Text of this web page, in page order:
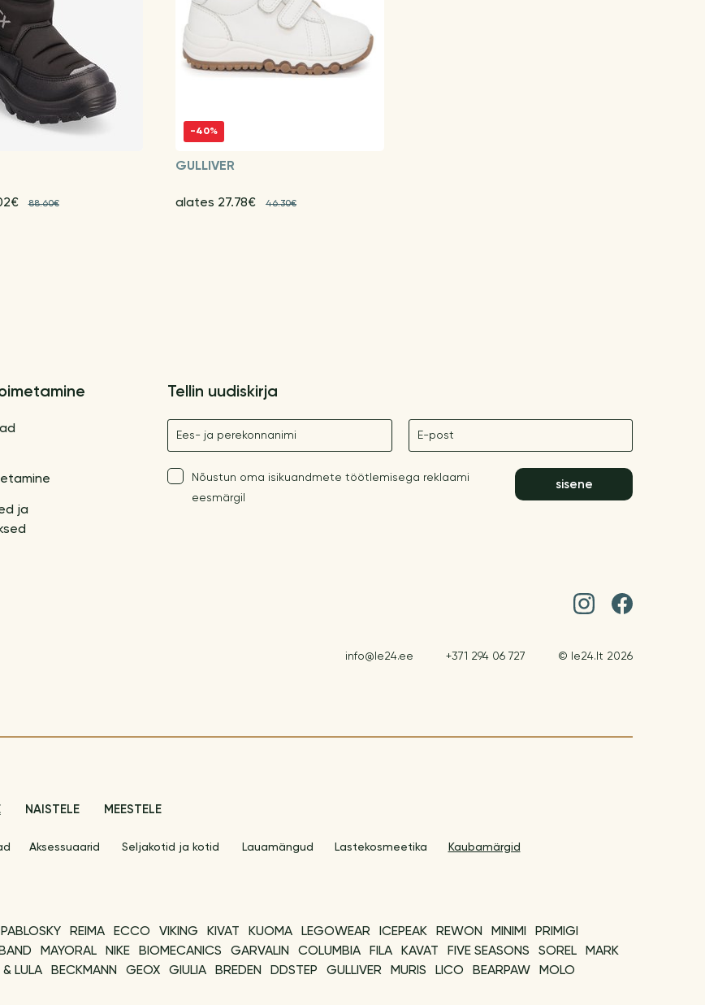
88.60€
-40%
GULLIVER
alates 27.78€ 46.30€
ja
Tellin uudiskirja
Nimetus E-post
Nõustun oma isikuandmete töötlemisega reklaami
eesmärgil
sisene
info@le24.ee +371 294 06 727 © le24.lt 2026
NAISTELE MEESTELE
Aksessuaarid Seljakotid ja kotid Lauamängud Lastekosmeetika Kaubamärgid
PABLOSKY REIMA ECCO VIKING KIVAT KUOMA LEGOWEAR ICEPEAK REWON MINIMI
PRIMIGI
MAYORAL NIKE BIOMECANICS GARVALIN COLUMBIA FILA KAVAT FIVE SEASONS SOREL
MARK
& LULA BECKMANN GEOX GIULIA BREDEN DDSTEP GULLIVER MURIS LICO BEARPAW
MOLO